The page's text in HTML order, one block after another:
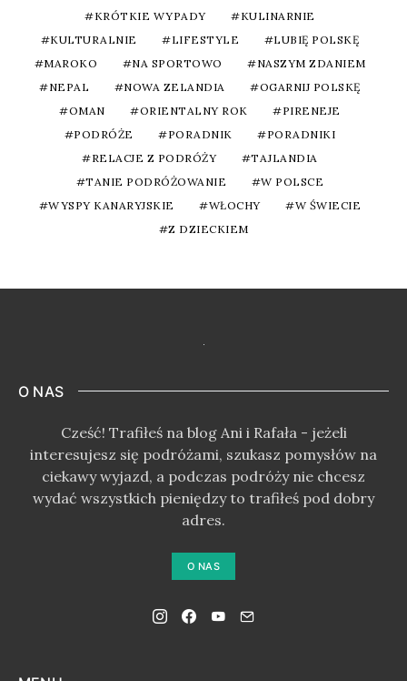
KRÓTKIE WYPADY
KULINARNIE
KULTURALNIE
LIFESTYLE
LUBIĘ POLSKĘ
MAROKO
NA SPORTOWO
NASZYM ZDANIEM
NEPAL
NOWA ZELANDIA
OGARNIJ POLSKĘ
OMAN
ORIENTALNY ROK
PIRENEJE
PODRÓŻE
PORADNIK
PORADNIKI
RELACJE Z PODRÓŻY
TAJLANDIA
TANIE PODRÓŻOWANIE
W POLSCE
WYSPY KANARYJSKIE
WŁOCHY
W ŚWIECIE
Z DZIECKIEM
O NAS
Cześć! Trafiłeś na blog Ani i Rafała - jeżeli
interesujesz się podróżami, szukasz pomysłów na
ciekawy wyjazd, a podczas podróży nie chcesz
wydać wszystkich pieniędzy to trafiłeś pod dobry
adres.
O NAS